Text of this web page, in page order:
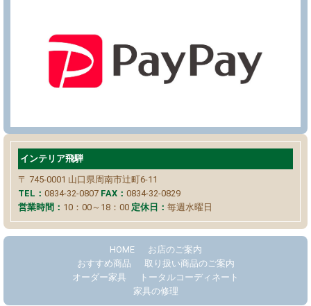
インテリア飛騨
〒 745-0001 山口県周南市辻町6-11
TEL： 0834-32-0807 FAX： 0834-32-0829
営業時間： 10：00～18：00 定休日： 毎週水曜日
HOME
お店のご案内
おすすめ商品
取り扱い商品のご案内
オーダー家具
トータルコーディネート
家具の修理